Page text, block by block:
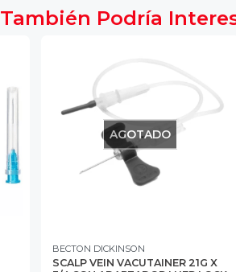
También Podría
AGOTADO
BECTON DICKINSON
SCALP VEIN VACUTAINER 21G X